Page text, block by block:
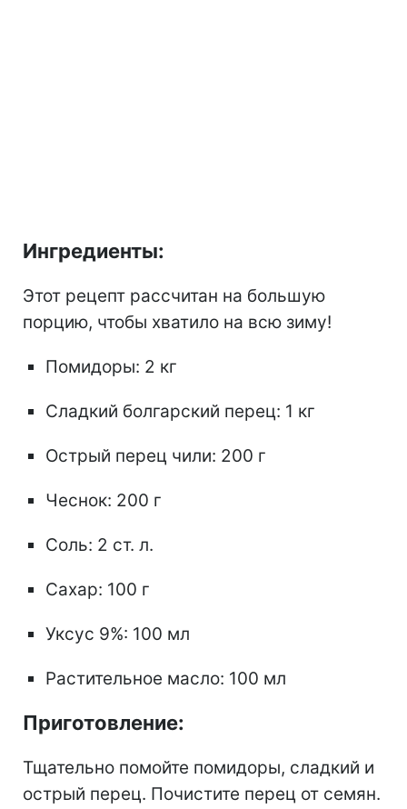
Ингредиенты:
Этот рецепт рассчитан на большую
порцию, чтобы хватило на всю зиму!
Помидоры: 2 кг
Сладкий болгарский перец: 1 кг
Острый перец чили: 200 г
Чеснок: 200 г
Соль: 2 ст. л.
Сахар: 100 г
Уксус 9%: 100 мл
Растительное масло: 100 мл
Приготовление:
Тщательно помойте помидоры, сладкий и
острый перец. Почистите перец от семян.